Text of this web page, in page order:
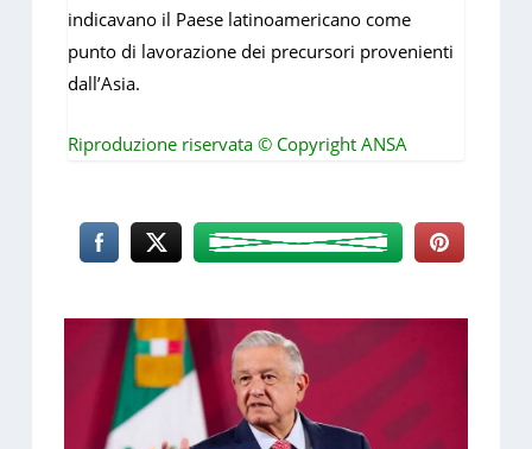
indicavano il Paese latinoamericano come
punto di lavorazione dei precursori provenienti
dall’Asia.
Riproduzione riservata © Copyright ANSA